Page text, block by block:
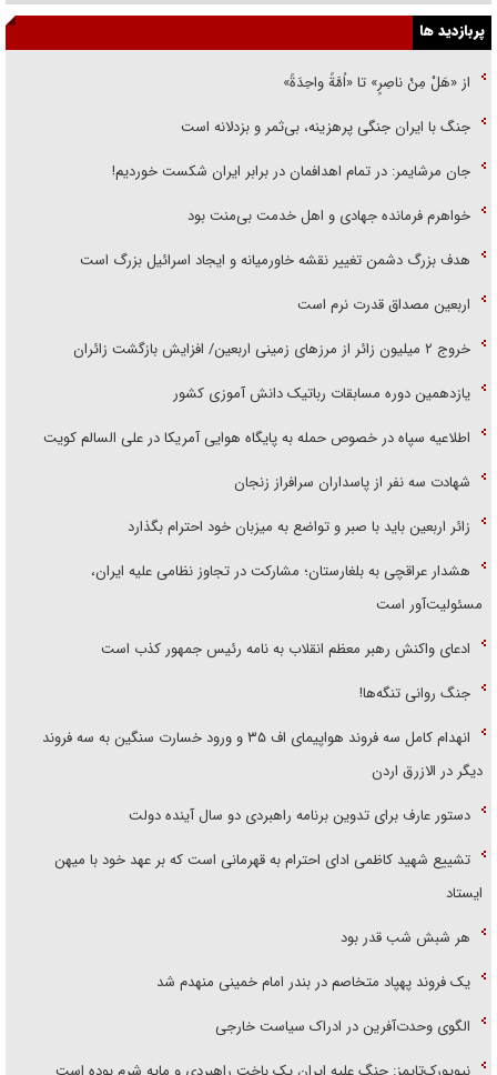
پربازدید ها
از «هَلْ مِنْ ناصِرٍ» تا «اُمَّةً واحِدَةً»
جنگ با ایران جنگی پرهزینه، بی‌ثمر و بزدلانه است
جان مرشایمر: در تمام اهدافمان در برابر ایران شکست خوردیم!
خواهرم فرمانده جهادی و اهل خدمت بی‌منت بود
هدف بزرگ دشمن تغییر نقشه خاورمیانه و ایجاد اسرائیل بزرگ است
اربعین مصداق قدرت نرم است
‌خروج ۲ میلیون زائر از مرز‌های زمینی اربعین/ افزایش بازگشت زائران
یازدهمین دوره مسابقات رباتیک دانش آموزی کشور
اطلاعیه سپاه در خصوص حمله به پایگاه هوایی آمریکا در علی السالم کویت
شهادت سه نفر از پاسداران سرافراز زنجان
زائر اربعین باید با صبر و تواضع به میزبان خود احترام بگذارد
هشدار عراقچی به بلغارستان؛ مشارکت در تجاوز نظامی علیه ایران،
مسئولیت‌آور است
ادعای واکنش رهبر معظم انقلاب به نامه رئیس جمهور کذب است
جنگ روانی تنگه‌ها!
انهدام کامل سه فروند هواپیمای اف ۳۵ و ورود خسارت سنگین به سه فروند
دیگر در الازرق اردن
دستور عارف برای تدوین برنامه راهبردی دو سال آینده دولت
تشییع شهید کاظمی ادای احترام به قهرمانی است که بر عهد خود با میهن
ایستاد
هر شبش شب قدر بود
یک فروند پهپاد متخاصم در بندر امام خمینی منهدم شد
الگوی وحدت‌آفرین در ادراک سیاست خارجی